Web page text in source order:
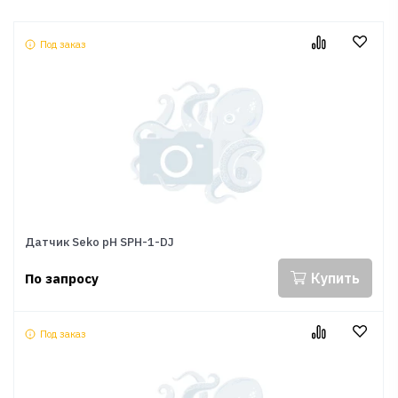
Под заказ
Датчик Seko pH SPH-1-DJ
По запросу Купить
Под заказ